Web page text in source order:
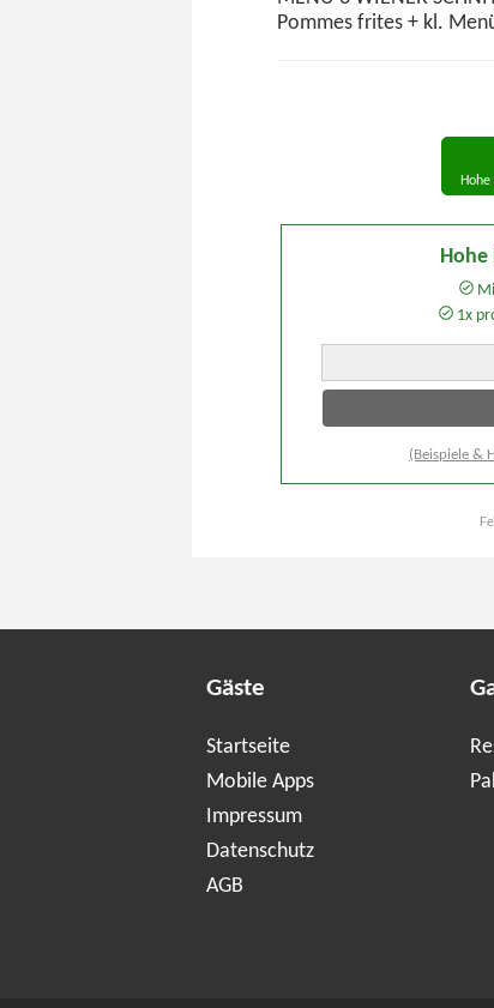
Pommes frites + kl.
1x
(Beispiele &
Gäste
Startseite
Mobile Apps
Impressum
Datenschutz
AGB